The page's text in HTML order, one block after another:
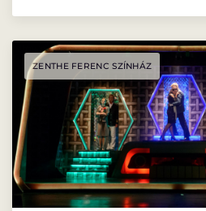
ZENTHE FERENC SZÍNHÁZ